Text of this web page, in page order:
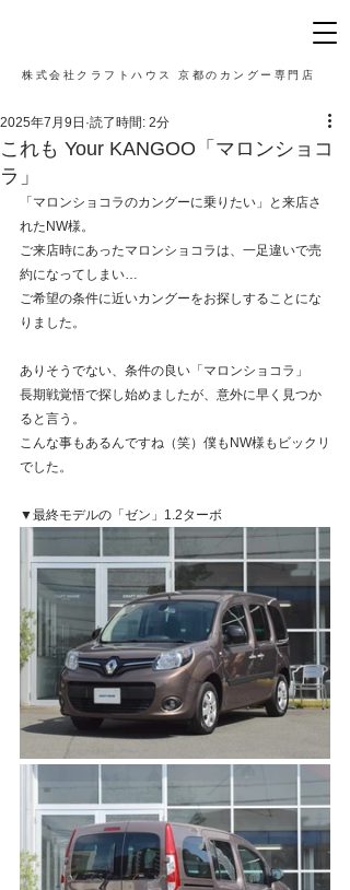
株式会社クラフトハウス 京都のカングー専門店
これも Your KANGOO「マロンショコ
ラ」
2025年7月9日 読了時間: 2分
「マロンショコラのカングーに乗りたい」と来店さ
れたNW様。
ご来店時にあったマロンショコラは、一足違いで売
約になってしまい…
ご希望の条件に近いカングーをお探しすることにな
りました。
ありそうでない、条件の良い「マロンショコラ」
長期戦覚悟で探し始めましたが、意外に早く見つか
ると言う。
こんな事もあるんですね（笑）僕もNW様もビックリ
でした。
▼最終モデルの「ゼン」1.2ターボ